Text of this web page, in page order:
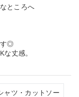
ところへ
す◎
丈感。
ャツ・カットソー